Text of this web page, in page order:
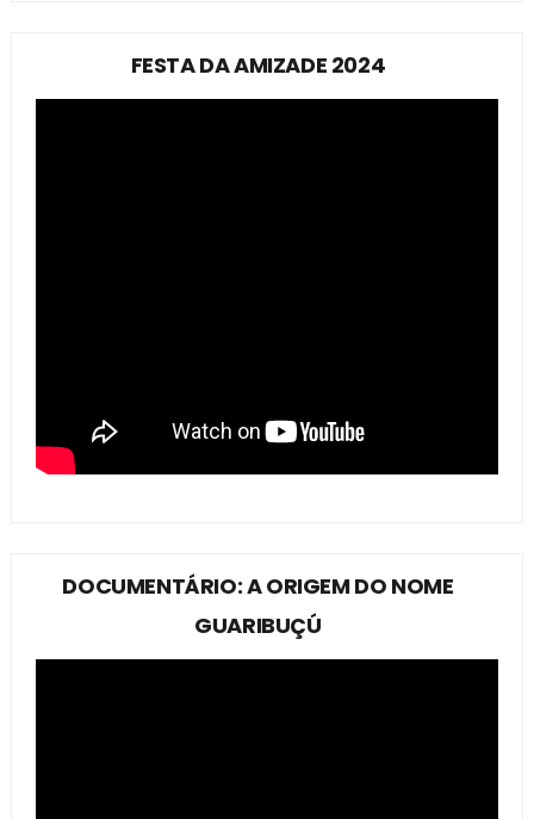
FESTA DA AMIZADE 2024
DOCUMENTÁRIO: A ORIGEM DO NOME
GUARIBUÇÚ